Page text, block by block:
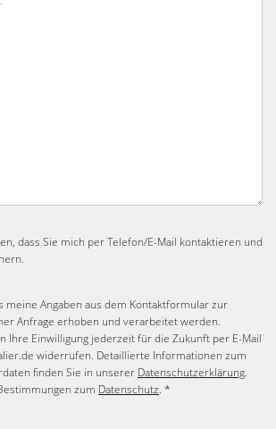
dass Sie mich per Telefon/E-Mail kontaktieren und
meine Angaben aus dem Kontaktformular zur
Anfrage erhoben und verarbeitet werden.
Ihre Einwilligung jederzeit für die Zukunft per E-Mail
widerrufen. Detaillierte Informationen zum
finden Sie in unserer Datenschutzerklärung.
zum Datenschutz. *